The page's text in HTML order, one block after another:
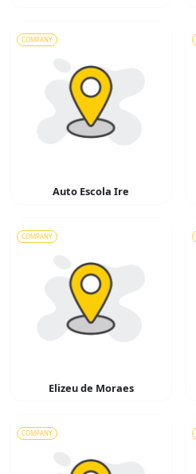
COMPANY
Auto Escola Ire
COMPANY
Elizeu de Moraes
COMPANY